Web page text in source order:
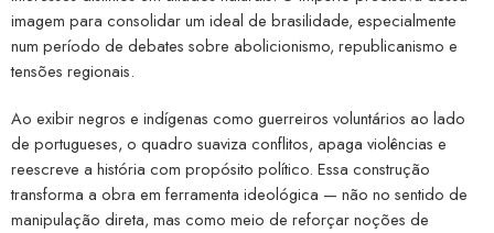
imagem para consolidar um ideal de brasilidade, especialmente
num período de debates sobre abolicionismo, republicanismo e
tensões regionais.
Ao exibir negros e indígenas como guerreiros voluntários ao lado
de portugueses, o quadro suaviza conflitos, apaga violências e
reescreve a história com propósito político. Essa construção
transforma a obra em ferramenta ideológica — não no sentido de
manipulação direta, mas como meio de reforçar noções de